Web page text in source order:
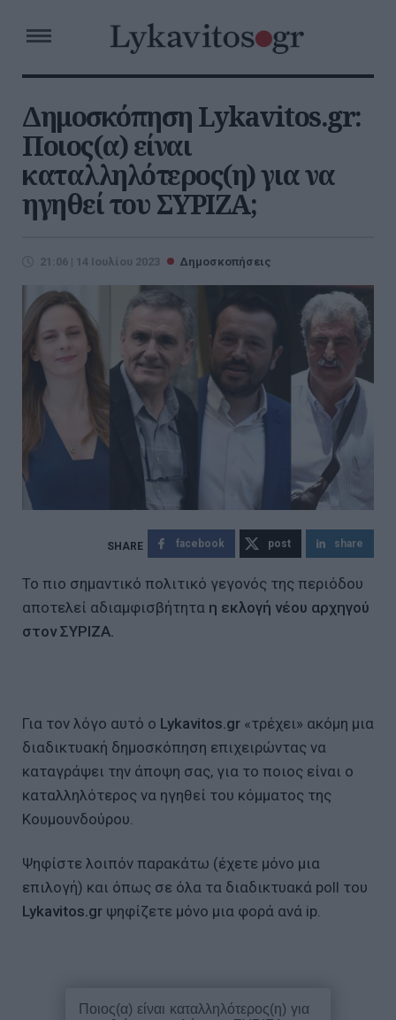
Δημοσκόπηση Lykavitos.gr:
Ποιος(α) είναι
καταλληλότερος(η) για να
ηγηθεί του ΣΥΡΙΖΑ;
21:06 | 14 Ιουλίου 2023 Δημοσκοπήσεις
facebook post share
Το πιο σημαντικό πολιτικό γεγονός της περιόδου
αποτελεί αδιαμφισβήτητα η εκλογή νέου αρχηγού
στον ΣΥΡΙΖΑ.
Για τον λόγο αυτό ο Lykavitos.gr «τρέχει» ακόμη μια
διαδικτυακή δημοσκόπηση επιχειρώντας να
καταγράψει την άποψη σας, για το ποιος είναι ο
καταλληλότερος να ηγηθεί του κόμματος της
Κουμουνδούρου.
Ψηφίστε λοιπόν παρακάτω (έχετε μόνο μια
επιλογή) και όπως σε όλα τα διαδικτυακά poll του
Lykavitos.gr ψηφίζετε μόνο μια φορά ανά ip.